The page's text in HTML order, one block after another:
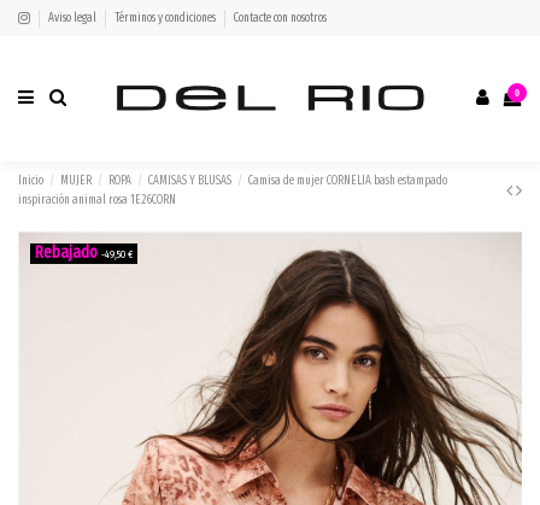
Aviso legal Términos y condiciones Contacte con nosotros
0
Inicio MUJER ROPA CAMISAS Y BLUSAS
Camisa de mujer CORNELIA bash estampado
inspiración animal rosa 1E26CORN
-49,50 €